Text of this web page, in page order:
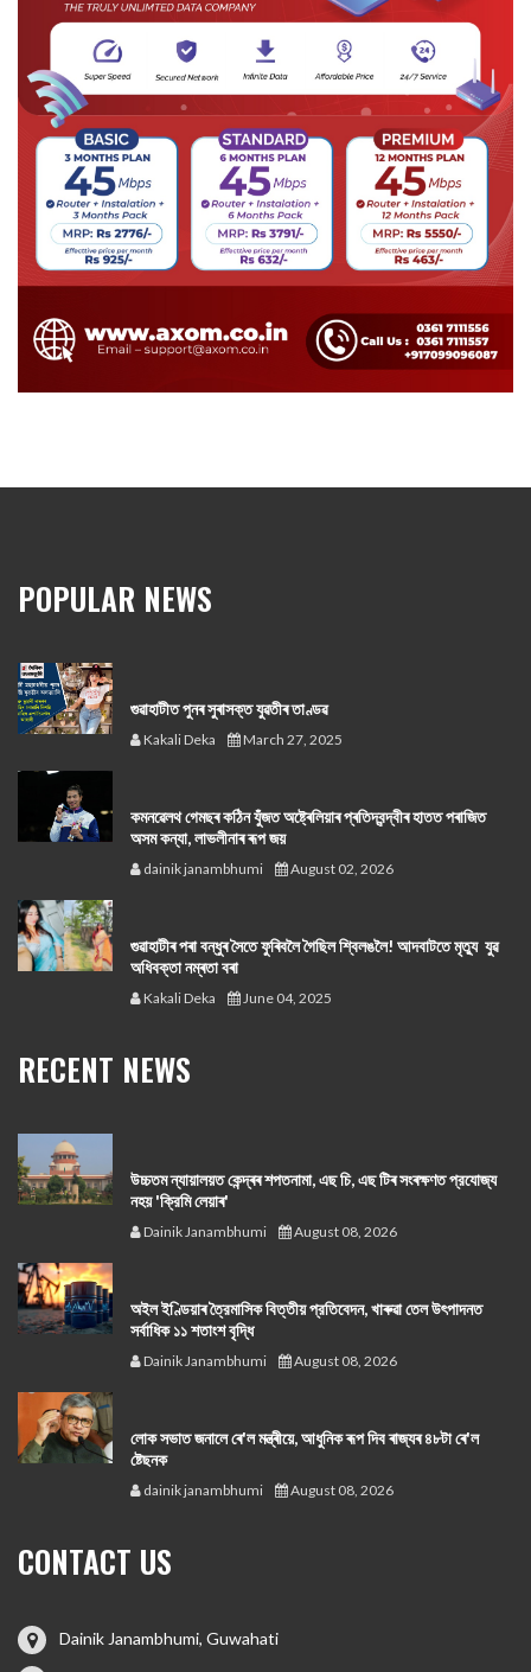
POPULAR NEWS
গুৱাহাটীত পুনৰ সুৰাসক্ত যুৱতীৰ তাণ্ডৱ
Kakali Deka March 27, 2025
কমনৱেলথ গেমছৰ কঠিন যুঁজত অষ্ট্ৰেলিয়াৰ প্ৰতিদ্বন্দ্বীৰ হাতত পৰাজিত
অসম কন্যা, লাভলীনাৰ ৰূপ জয়
dainik janambhumi August 02, 2026
গুৱাহাটীৰ পৰা বন্ধুৰ সৈতে ফুৰিবলৈ গৈছিল শ্বিলঙলৈ! আদবাটতে মৃত্যু যুৱ
অধিবক্তা নম্ৰতা বৰা
Kakali Deka June 04, 2025
RECENT NEWS
উচ্চতম ন্যায়ালয়ত কেন্দ্ৰৰ শপতনামা, এছ চি, এছ টিৰ সংৰক্ষণত প্রযোজ্য
নহয় 'ক্রিমি লেয়াৰ'
Dainik Janambhumi August 08, 2026
অইল ইণ্ডিয়াৰ ত্রৈমাসিক বিত্তীয় প্রতিবেদন, খাৰুৱা তেল উৎপাদনত
সর্বাধিক ১১ শতাংশ বৃদ্ধি
Dainik Janambhumi August 08, 2026
লোক সভাত জনালে ৰে'ল মন্ত্ৰীয়ে, আধুনিক ৰূপ দিব ৰাজ্যৰ ৪৮টা ৰে'ল
ষ্টেছনক
dainik janambhumi August 08, 2026
CONTACT US
Dainik Janambhumi, Guwahati